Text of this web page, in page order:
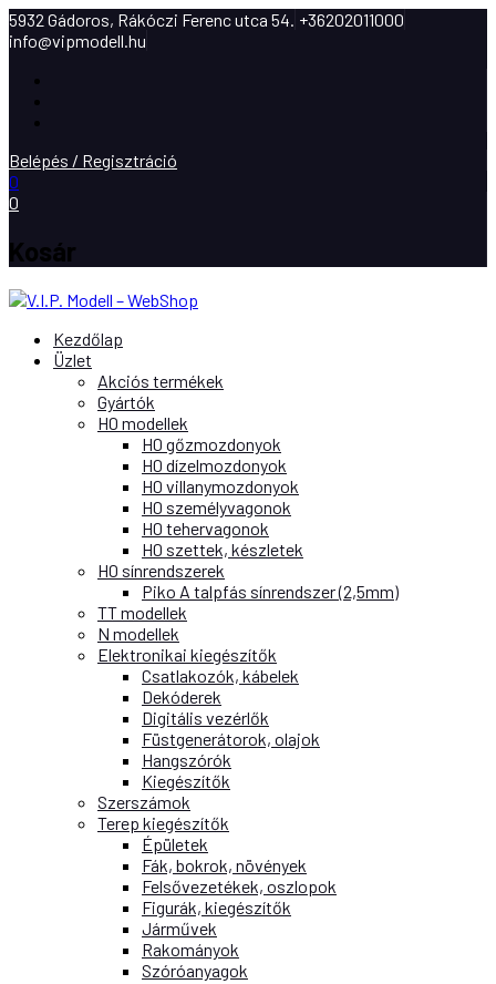
5932 Gádoros, Rákóczi Ferenc utca 54. +36202011000
info@vipmodell.hu
Belépés / Regisztráció
0
0
Kosár
Kezdőlap
Üzlet
Akciós termékek
Gyártók
H0 modellek
H0 gőzmozdonyok
H0 dízelmozdonyok
H0 villanymozdonyok
H0 személyvagonok
H0 tehervagonok
H0 szettek, készletek
H0 sínrendszerek
Piko A talpfás sínrendszer (2,5mm)
TT modellek
N modellek
Elektronikai kiegészítők
Csatlakozók, kábelek
Dekóderek
Digitális vezérlők
Füstgenerátorok, olajok
Hangszórók
Kiegészítők
Szerszámok
Terep kiegészítők
Épületek
Fák, bokrok, növények
Felsővezetékek, oszlopok
Figurák, kiegészítők
Járművek
Rakományok
Szóróanyagok